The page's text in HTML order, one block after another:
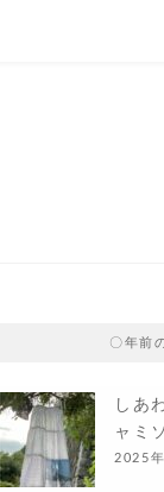
〇年前
しあ
ャミ
2025